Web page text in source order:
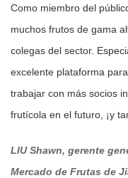
Como miembro del
muchos frutos de gama
colegas del sector.
excelente plataforma
trabajar con más socios
frutícola en el futuro, ¡y
LIU Shawn, gerente
Mercado de Frutas de